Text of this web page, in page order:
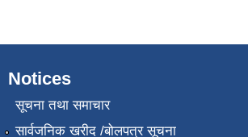
Notices
सूचना तथा समाचार
सार्वजनिक खरीद /बोलपत्र सूचना